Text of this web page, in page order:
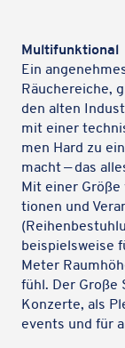
Multi­funk­tio­nal
Ein
Räuche­rei­che,
den alten
mit einer
men Hard zu
macht — das
Mit einer
tio­nen und
beispiels­weise
Meter
fühl. Der Große
Konzerte, als
events und für